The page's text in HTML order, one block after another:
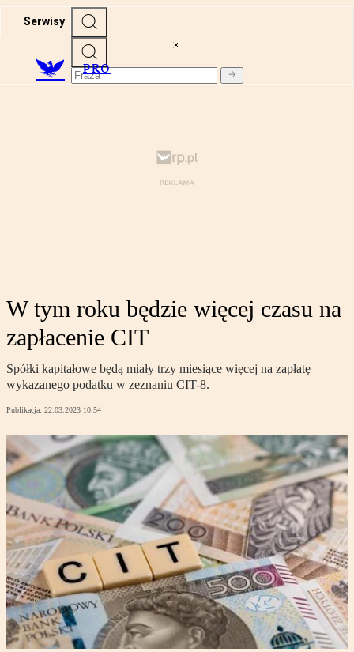
Serwisy
PRO
W tym roku będzie więcej czasu na
zapłacenie CIT
Spółki kapitałowe będą miały trzy miesiące więcej na zapłatę
wykazanego podatku w zeznaniu CIT-8.
Publikacja: 22.03.2023 10:54